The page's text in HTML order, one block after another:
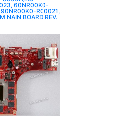
60NR00K0-
R00021,
NAIN BOARD REV.
nVidia GeForce